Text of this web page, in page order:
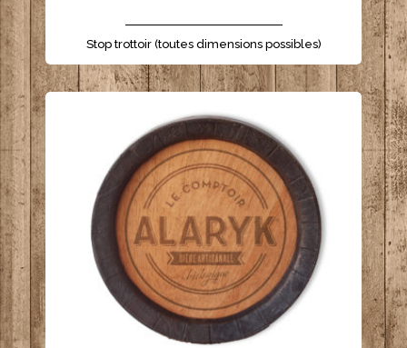
- - - - - - - - - - - - - - - - - - - - - -
Stop trottoir (toutes dimensions possibles)